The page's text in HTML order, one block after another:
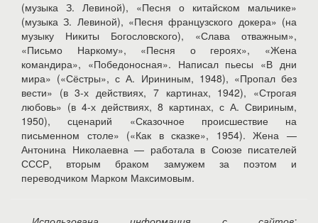
(музыка З. Левиной), «Песня о китайском мальчике»
(музыка З. Левиной), «Песня французского докера» (на
музыку Никиты Богословского), «Слава отважным»,
«Письмо Наркому», «Песня о героях», «Жена
командира», «Победоносная». Написал пьесы «В дни
мира» («Сёстры», с А. Ирининым, 1948), «Пропал без
вести» (в 3-х действиях, 7 картинах, 1942), «Строгая
любовь» (в 4-х действиях, 8 картинах, с А. Свириным,
1950), сценарий «Сказочное происшествие на
письменном столе» («Как в сказке», 1954). Жена —
Антонина Николаевна — работала в Союзе писателей
СССР, вторым браком замужем за поэтом и
переводчиком Марком Максимовым.